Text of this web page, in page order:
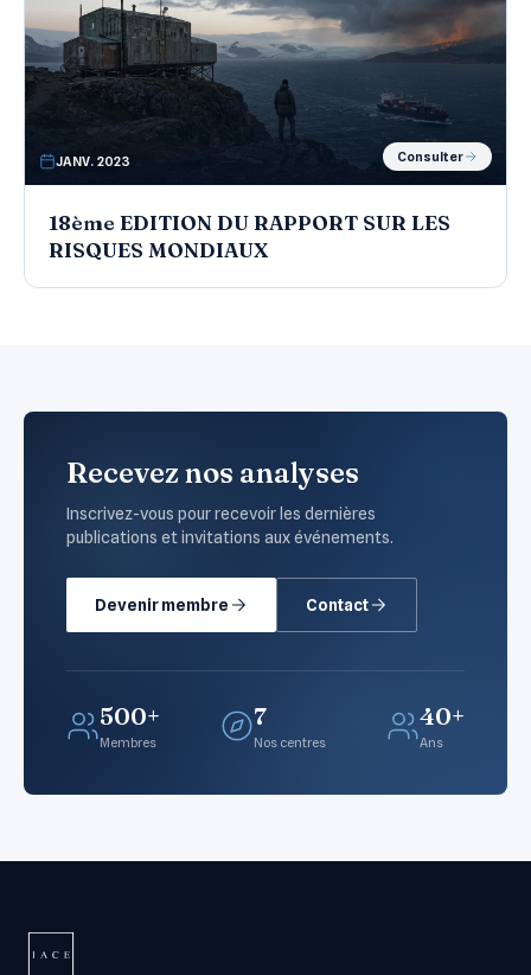
JANV. 2023 Consulter
18ème EDITION DU RAPPORT SUR LES
RISQUES MONDIAUX
Recevez nos analyses
Inscrivez-vous pour recevoir les dernières
publications et invitations aux événements.
Devenir membre Contact
500+
Membres
7
Nos centres
40+
Ans